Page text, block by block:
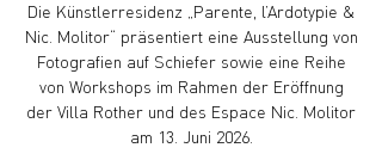
Die Künstlerresidenz „Parente, l’Ardotypie &
Nic. Molitor“ präsentiert eine Ausstellung von
Fotografien auf Schiefer sowie eine Reihe
von Workshops im Rahmen der Eröffnung
der Villa Rother und des Espace Nic. Molitor
am 13. Juni 2026.